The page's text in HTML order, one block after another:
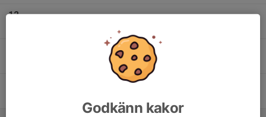
12
Godkänn kakor